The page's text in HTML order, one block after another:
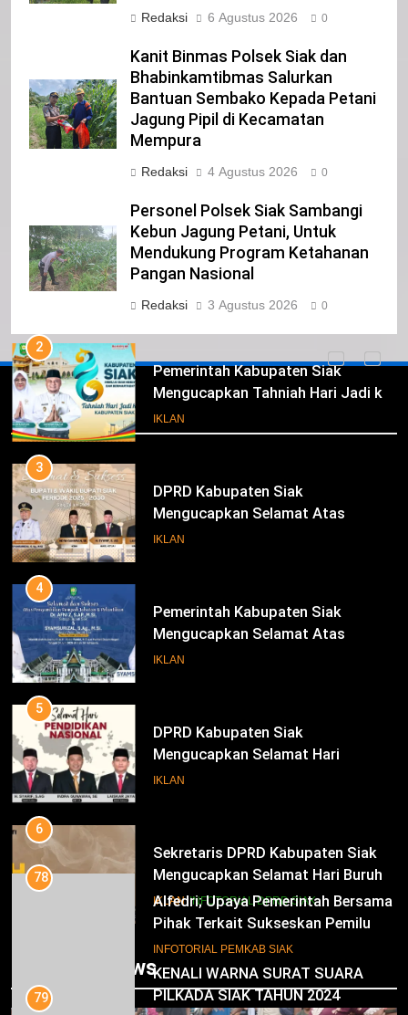
Redaksi 6 Agustus 2026 0
Kanit Binmas Polsek Siak dan
Bhabinkamtibmas Salurkan
Bantuan Sembako Kepada Petani
Jagung Pipil di Kecamatan
Mempura
Redaksi 4 Agustus 2026 0
Personel Polsek Siak Sambangi
Kebun Jagung Petani, Untuk
Mendukung Program Ketahanan
Pangan Nasional
Redaksi 3 Agustus 2026 0
Iklan
NORMAN SILITONGA CALEG DPRD
IKLAN
23
NURGARAHA HARPAL NOVTEN, SH
CALON ANGGOTA DPRD PROVINSI
DKI JAKARTA
IKLAN
1
Pimpinan Beserta Anggota DPRD
Kabupaten Siak Mengucapkan
IKLAN
2
Pemerintah Kabupaten Siak
Mengucapkan Tahniah Hari Jadi ke-
26 Kabupaten Siak
IKLAN
3
DPRD Kabupaten Siak
Mengucapkan Selamat Atas
Pengambilan Sumpah Jabatan
IKLAN
4
Pemerintah Kabupaten Siak
Mengucapkan Selamat Atas
Pengambilan Sumpah Jabatan
IKLAN
5
DPRD Kabupaten Siak
Mengucapkan Selamat Hari
Pendidikan Nasional
IKLAN
6
Sekretaris DPRD Kabupaten Siak
Mengucapkan Selamat Hari Buruh
IKLAN INFOTORIAL DPRD SIAK
KENALI WARNA SURAT SUARA
PILKADA SIAK TAHUN 2024
Trending News
78
Alfedri; Upaya Pemerintah Bersama
Pihak Terkait Sukseskan Pemilu
2024
INFOTORIAL PEMKAB SIAK
79